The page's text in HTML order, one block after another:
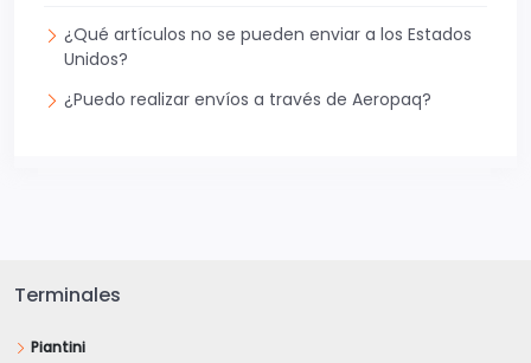
¿Qué artículos no se pueden enviar a los Estados
Unidos?
¿Puedo realizar envíos a través de Aeropaq?
Terminales
Piantini